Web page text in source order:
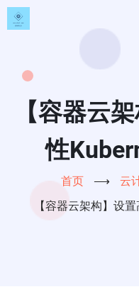
跳
转
【容器云
性
首页 ⟶ 云
【容器云架构】设